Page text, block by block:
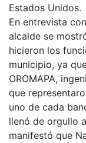
Estados Unidos.
En entrevista
alcalde se
hicieron los
municipio, ya
OROMAPA,
que
uno de cada
llenó de orgullo
manifestó que